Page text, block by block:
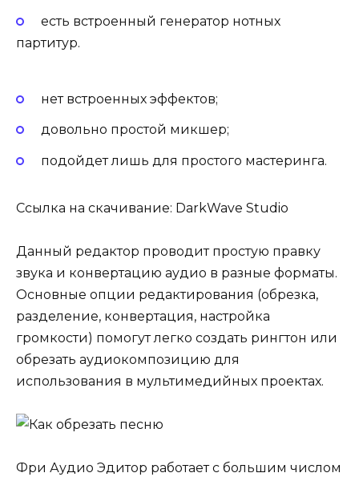
есть встроенный генератор нотных
партитур.
нет встроенных эффектов;
довольно простой микшер;
подойдет лишь для простого мастеринга.
Ссылка на скачивание: DarkWave Studio
Данный редактор проводит простую правку
звука и конвертацию аудио в разные форматы.
Основные опции редактирования (обрезка,
разделение, конвертация, настройка
громкости) помогут легко создать рингтон или
обрезать аудиокомпозицию для
использования в мультимедийных проектах.
Фри Аудио Эдитор работает с большим числом